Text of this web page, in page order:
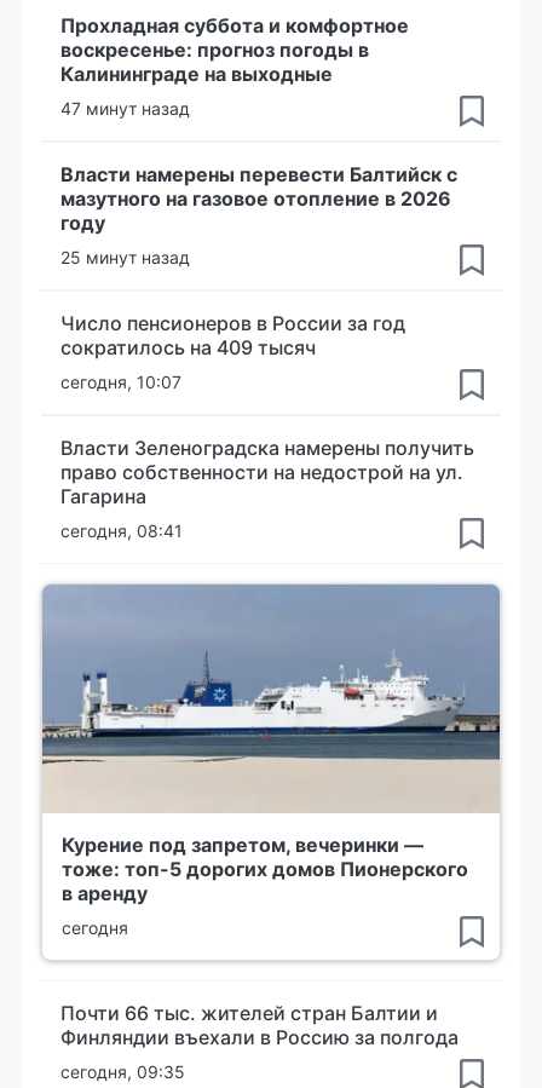
Прохладная суббота и комфортное
воскресенье: прогноз погоды в
Калининграде на выходные
47 минут назад
Власти намерены перевести Балтийск с
мазутного на газовое отопление в 2026
году
25 минут назад
Число пенсионеров в России за год
сократилось на 409 тысяч
сегодня, 10:07
Власти Зеленоградска намерены получить
право собственности на недострой на ул.
Гагарина
сегодня, 08:41
Курение под запретом, вечеринки —
тоже: топ-5 дорогих домов Пионерского
в аренду
сегодня
Почти 66 тыс. жителей стран Балтии и
Финляндии въехали в Россию за полгода
сегодня, 09:35